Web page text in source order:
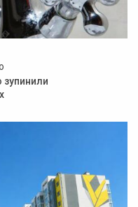
зупинили